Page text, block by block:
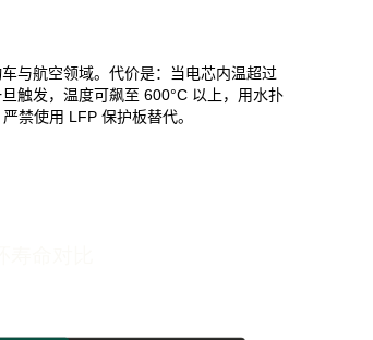
与航空领域。代价是：当电芯内温超过
触发，温度可飙至 600°C 以上，用水扑
禁使用 LFP 保护板替代。